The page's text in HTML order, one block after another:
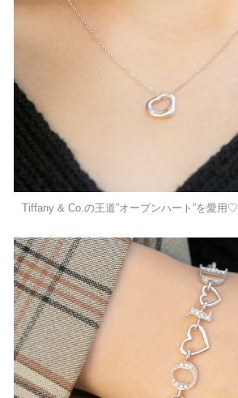
Tiffany & Co.の王道”オープンハート”を愛用♡